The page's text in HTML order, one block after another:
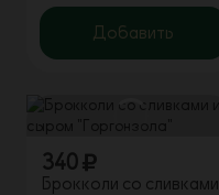
Добавить
340
Брокколи со сливками